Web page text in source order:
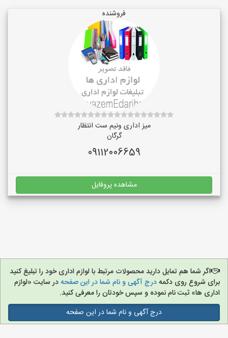
فروشنده
میز اداری ونیم ست انتظار
گرگان
09112006659
مشاهده پروفایل
اگر شما هم تمایل دارید محصولات مرتبط با لوازم اداری خود را تبلیغ کنید
برای شروع روی دکمهدرج آگهی و نام شما در این صفحهدر سایت «لوازم
اداری ها» ثبت نام نموده و سپس خودتان را معرفی کنید.
درج آگهی و نام شما در این صفحه